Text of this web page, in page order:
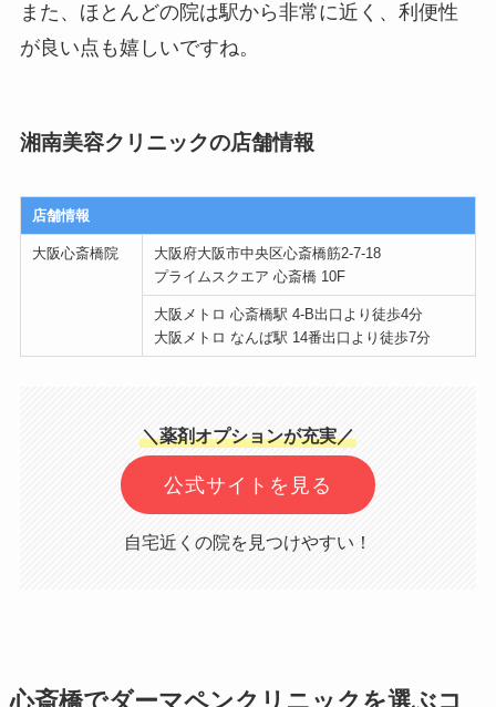
また、ほとんどの院は駅から非常に近く、利便性
が良い点も嬉しいですね。
湘南美容クリニックの店舗情報
店舗情報
大阪心斎橋院
大阪府大阪市中央区心斎橋筋2-7-18
プライムスクエア 心斎橋 10F
大阪メトロ 心斎橋駅 4-B出口より徒歩4分
大阪メトロ なんば駅 14番出口より徒歩7分
＼薬剤オプションが充実／
公式サイトを見る
自宅近くの院を見つけやすい！
心斎橋でダーマペンクリニックを選ぶコ